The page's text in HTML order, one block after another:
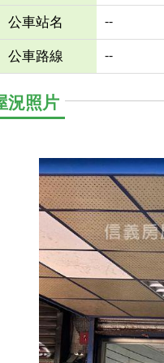
公車站名 --
公車路線 --
況照片